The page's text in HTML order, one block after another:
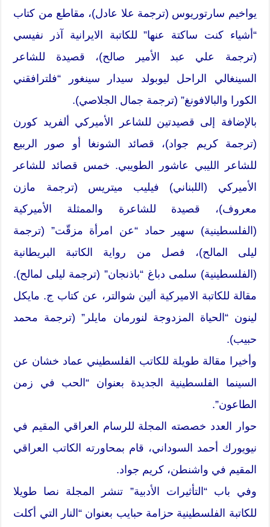
يواخيم سارتوريوس (ترجمة علا عادل)، مقاطع من كتاب
“أشياء كنت ساكتة عنها” للكاتبة الايرانية آذر نفيسي
(ترجمة علي عبد الأمير صالح)، قصيدة للشاعر
السينغالي الراحل ليوبولد سيدار سينغور “فلترافقني
الكورا والبالافونغ” (ترجمة جمال الجلاصي).
بالإضافة إلى قصيدتين للشاعر الأميركي ألفريد كورن
(ترجمة كريم جواد)، قصائد الشونغا أو صور الربيع
للشاعر الليبي عاشور الطويبي. خمس قصائد للشاعر
الأميركي (اللبناني) فيليب ميتريس (ترجمة مازن
معروف)، قصيدة للشاعرة والممثلة الأميركية
(الفلسطينية) سهير حماد “عن امرأة مزقّت” (ترجمة
ليلى المالح)، فصل من رواية الكاتبة البريطانية
(الفلسطينية) سلمى دباغ “باذنجان” (ترجمة ليلى لمالح).
مقالة للكاتبة الاميركية ألين شوالتر، عن كتاب ج. مايكل
لينون “الحياة المزدوجة لنورمان مايلر” (ترجمة محمد
حبيب).
وأخيرا مقالة طويلة للكاتب الفلسطيني عماد خشان عن
السينما الفلسطينية الجديدة بعنوان “الحب في زمن
الطاعون”.
حوار العدد خصصته المجلة للرسام العراقي المقيم في
نيويورك أحمد السوداني، قام بمحاورته الكاتب العراقي
المقيم في واشنطن، كريم جواد.
وفي باب “التأثيرات الأدبية” تنشر المجلة نصا طويلا
للكاتبة الفلسطينية حزامة حبايب بعنوان “النار التي أكلت